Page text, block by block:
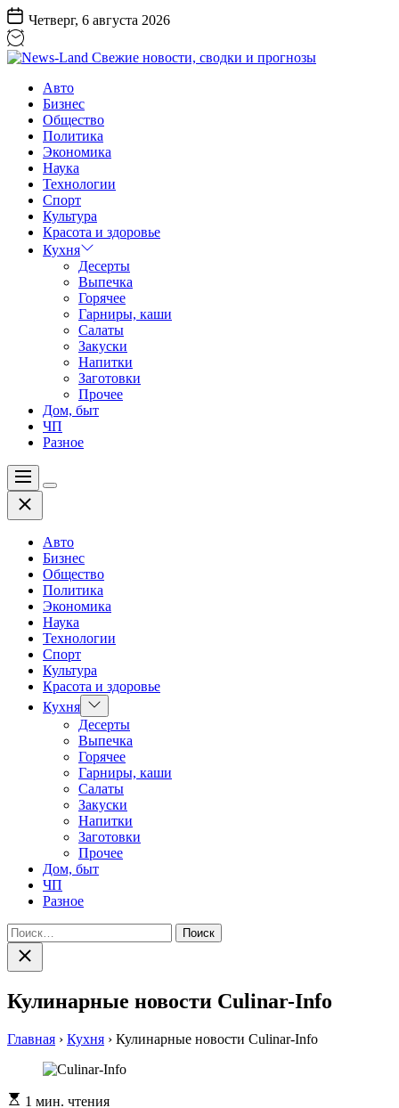
Перейти
к
содержанию
Четверг, 6 августа 2026
Land
Свежие
новости,
сводки
прогнозы
Авто
Бизнес
Общество
Политика
Экономика
Наука
Технологии
Спорт
Культура
Красота и здоровье
Кухня
Десерты
Выпечка
Горячее
Гарниры, каши
Салаты
Закуски
Напитки
Заготовки
Прочее
Дом, быт
ЧП
Разное
Меню
Цвет
Закрыть
Авто
Бизнес
Общество
Политика
Экономика
Наука
Технологии
Спорт
Культура
Красота и здоровье
Кухня Показать
подменю
Десерты
Выпечка
Горячее
Гарниры, каши
Салаты
Закуски
Напитки
Заготовки
Прочее
Дом, быт
ЧП
Разное
Найти:
Закрыть
поиск
Кулинарные новости Culinar-Info
Главная › Кухня › Кулинарные новости Culinar-Info
Расчетное
1 мин. чтения